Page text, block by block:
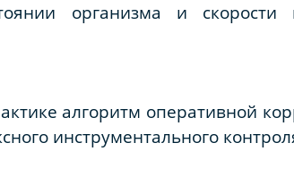
организма и скорости
алгоритм оперативной
инструментального